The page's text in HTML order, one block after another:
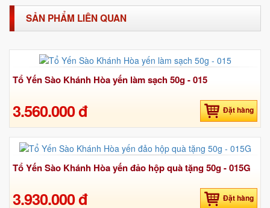
SẢN PHẨM LIÊN QUAN
Tổ Yến Sào Khánh Hòa yến làm sạch 50g - 015
3.560.000 đ Đặt hàng
Tổ Yến Sào Khánh Hòa yến đảo hộp quà tặng 50g - 015G
3.930.000 đ Đặt hàng